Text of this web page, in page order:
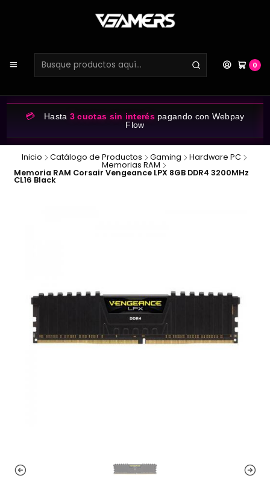
0
💳 Hasta 3 cuotas sin interéspagando con Webpay
Flow
Inicio Catálogo de Productos Gaming Hardware PC
Memorias RAM
Memoria RAM Corsair Vengeance LPX 8GB DDR4 3200MHz
CL16 Black